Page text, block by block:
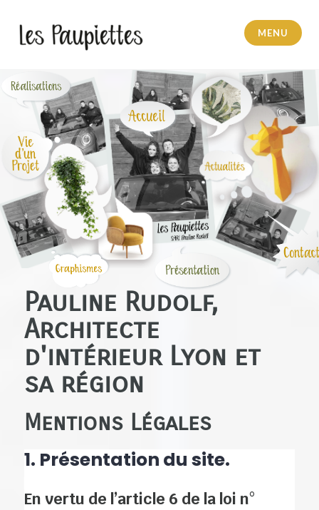
MENU
Pauline Rudolf,
Architecte
d'intérieur Lyon et
sa région
Mentions Légales
1. Présentation du site.
En vertu de l’article 6 de la loi n°